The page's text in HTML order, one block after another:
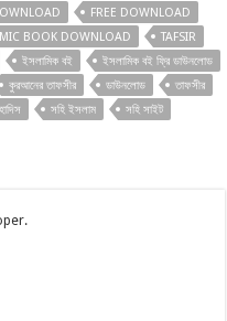
FREE DOWNLOAD
BOOK DOWNLOAD
TAFSIR
ইসলামিক বই
ইসলামিক বই ফ্রি ডাউনলোড
কুরআনের তাফসীর ডাউনলোড
তাফসীর
সহি ইসলাম সহি সাইট